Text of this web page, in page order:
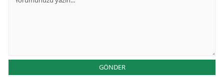
GÖNDER